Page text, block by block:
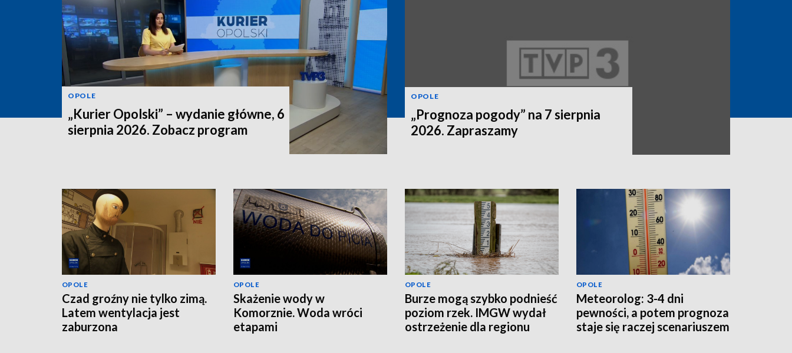
OPOLE
„Kurier Opolski” – wydanie główne, 6
sierpnia 2026. Zobacz program
OPOLE
„Prognoza pogody” na 7 sierpnia
2026. Zapraszamy
OPOLE
Czad groźny nie tylko zimą.
Latem wentylacja jest
zaburzona
OPOLE
Skażenie wody w
Komorznie. Woda wróci
etapami
OPOLE
Burze mogą szybko podnieść
poziom rzek. IMGW wydał
ostrzeżenie dla regionu
OPOLE
Meteorolog: 3-4 dni
pewności, a potem prognoza
staje się raczej scenariuszem